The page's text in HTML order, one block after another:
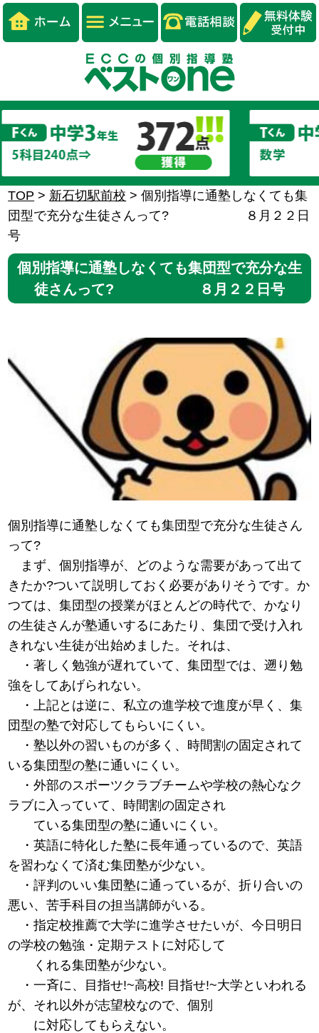
TOP > 新石切駅前校 >個別指導に通塾しなくても集
団型で充分な生徒さんって? ８月２２日
号
個別指導に通塾しなくても集団型で充分な生
徒さんって? ８月２２日号
個別指導に通塾しなくても集団型で充分な生徒さん
って?
まず、個別指導が、どのような需要があって出て
きたか?ついて説明しておく必要がありそうです。か
つては、集団型の授業がほとんどの時代で、かなり
の生徒さんが塾通いするにあたり、集団で受け入れ
きれない生徒が出始めました。それは、
・著しく勉強が遅れていて、集団型では、遡り勉
強をしてあげられない。
・上記とは逆に、私立の進学校で進度が早く、集
団型の塾で対応してもらいにくい。
・塾以外の習いものが多く、時間割の固定されて
いる集団型の塾に通いにくい。
・外部のスポーツクラブチームや学校の熱心なク
ラブに入っていて、時間割の固定され
ている集団型の塾に通いにくい。
・英語に特化した塾に長年通っているので、英語
を習わなくて済む集団塾が少ない。
・評判のいい集団塾に通っているが、折り合いの
悪い、苦手科目の担当講師がいる。
・指定校推薦で大学に進学させたいが、今日明日
の学校の勉強・定期テストに対応して
くれる集団塾が少ない。
・一斉に、目指せ!~高校! 目指せ!~大学といわれる
が、それ以外が志望校なので、個別
に対応してもらえない。